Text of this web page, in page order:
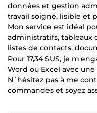
données et gestion
travail soigné, lisible et
Mon service est idéal
administratifs, tableaux
listes de contacts,
Pour 17,34 $US, je
Word ou Excel avec
N´hésitez pas à me
commandes et soyez